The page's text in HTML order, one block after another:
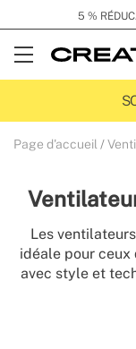
5 %
Open
Menu
Page d'accueil
Les
idéale pour
avec style et
pales de